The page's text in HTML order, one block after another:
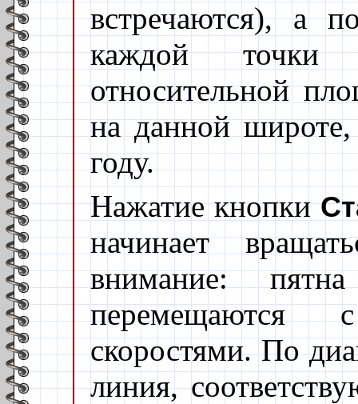
встречаются), а
каждой точки
относительной
на данной
году.
Нажатие кнопки
начинает
внимание:
перемещаются
скоростями. По
линия,